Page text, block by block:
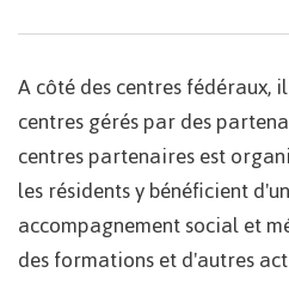
A côté des centres fédéraux,
centres gérés par des
centres partenaires est
les résidents y bénéficient
accompagnement social et
des formations et d'autres